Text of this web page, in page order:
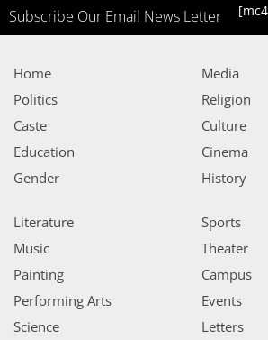
Subscribe Our Email News Letter
Home
Politics
Caste
Education
Gender
Media
Religion
Culture
Cinema
History
Literature
Music
Painting
Performing Arts
Science
Sports
Theater
Campus
Events
Letters